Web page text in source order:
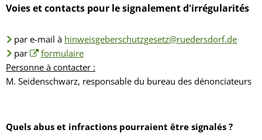
protection
des
lanceurs
d'alerte
Voies et contacts pour le signalement d'irrégularités
par e-mail à hinweisgeberschutzgesetz@ruedersdorf.de
par
formulaire
Personne à contacter :
M. Seidenschwarz, responsable du bureau des dénonciateurs
Quels abus et infractions pourraient être signalés ?